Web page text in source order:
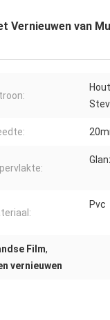
Vernieuwen van
Pvc
Film,
vernieuwen